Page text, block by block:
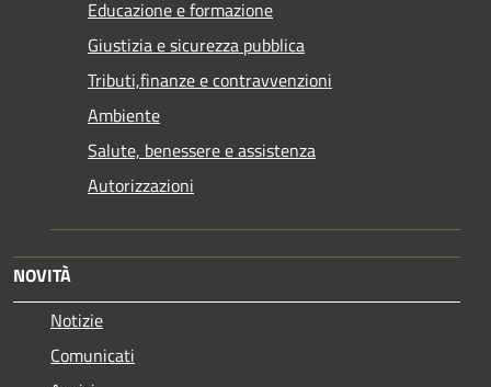
Educazione e formazione
Giustizia e sicurezza pubblica
Tributi,finanze e contravvenzioni
Ambiente
Salute, benessere e assistenza
Autorizzazioni
NOVITÀ
Notizie
Comunicati